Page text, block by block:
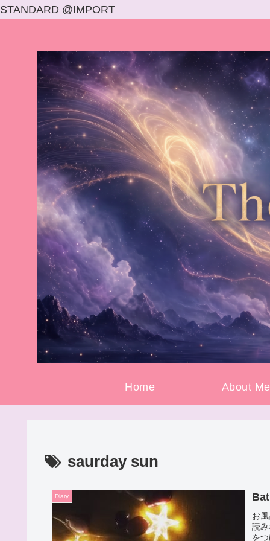
STANDARD @IMPORT
Home About Me
saurday sun
Diary
お
読
を